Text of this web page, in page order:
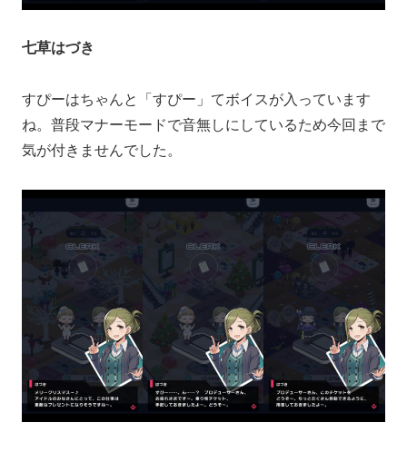
七草はづき
すぴーはちゃんと「すぴー」てボイスが入っています
ね。普段マナーモードで音無しにしているため今回まで
気が付きませんでした。